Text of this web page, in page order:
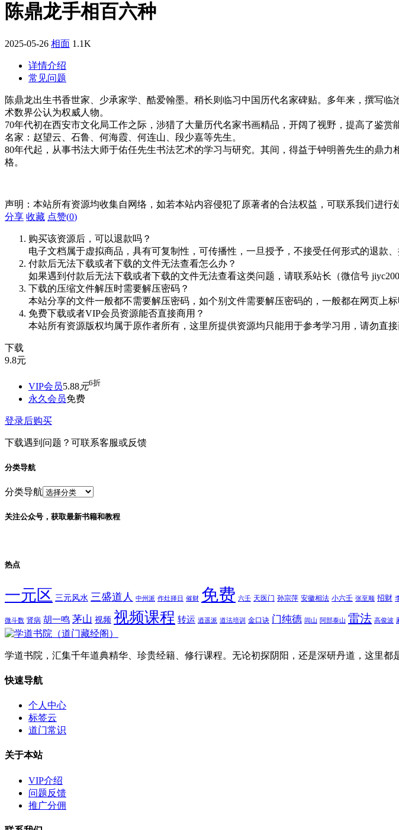
陈鼎龙手相百六种
2025-05-26 相面 1.1K
详情介绍
常见问题
陈鼎龙出生书香世家、少承家学、酷爱翰墨。稍长则临习中国历代名家碑贴。多年来，撰写
术数界公认为权威人物。
70年代初在西安市文化局工作之际，涉猎了大量历代名家书画精品，开阔了视野，提高了鉴
名家：赵望云、石鲁、何海霞、何连山、段少嘉等先生。
80年代起，从事书法大师于佑任先生书法艺术的学习与研究。其间，得益于钟明善先生的鼎
格。
声明：本站所有资源均收集自网络，如若本站内容侵犯了原著者的合法权益，可联系我们进行
分享 收藏 点赞(0)
购买该资源后，可以退款吗？
电子文档属于虚拟商品，具有可复制性，可传播性，一旦授予，不接受任何形式的退款
付款后无法下载或者下载的文件无法查看怎么办？
如果遇到付款后无法下载或者下载的文件无法查看这类问题，请联系站长（微信号
下载的压缩文件解压时需要解压密码？
本站分享的文件一般都不需要解压密码，如个别文件需要解压密码的，一般都在网页上
免费下载或者VIP会员资源能否直接商用？
本站所有资源版权均属于原作者所有，这里所提供资源均只能用于参考学习用，请勿直
下载
9.8元
VIP会员5.88元6折
永久会员免费
登录后购买
下载遇到问题？可联系客服或反馈
分类导航
分类导航
关注公众号，获取最新书籍和教程
热点
一元区 三元风水 三盛道人 中州派 作灶择日 催财 免费 六壬 天医门 孙宗萍 安徽相法 小六壬 张至顺 招财
微斗数 肾病 胡一鸣 茅山 视频 视频课程 转运 逍遥派 道法培训 金口诀 门纯德 闾山 阿部泰山 雷法 高俊波
学道书院，汇集千年道典精华、珍贵经籍、修行课程。无论初探阴阳，还是深研丹道，这里都
快速导航
个人中心
标签云
道门常识
关于本站
VIP介绍
问题反馈
推广分佣